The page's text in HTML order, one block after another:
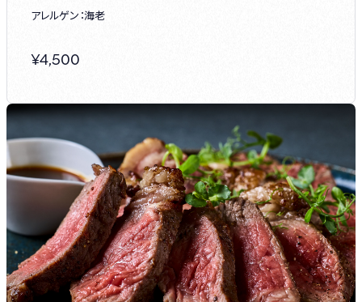
アレルゲン：海老
¥4,500